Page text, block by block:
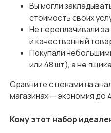
Вы могли
стоимость своих
Не переплачивали
и качественный
Покупали
или 48 шт), а не
Сравните с ценами на
магазинах — экономия до
Кому этот набор